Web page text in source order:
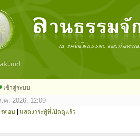
เข้าสู่ระบบ
ค. 2026, 12:09
ตอบ แสดงกระทู้ที่เปิดดูแล้ว